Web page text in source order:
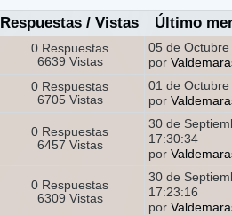
Respuestas /Vistas Último
0 Respuestas
6639 Vistas
05 de
por
0 Respuestas
6705 Vistas
01 de
por
0 Respuestas
6457 Vistas
30 de
17:30:34
por
0 Respuestas
6309 Vistas
30 de
17:23:16
por